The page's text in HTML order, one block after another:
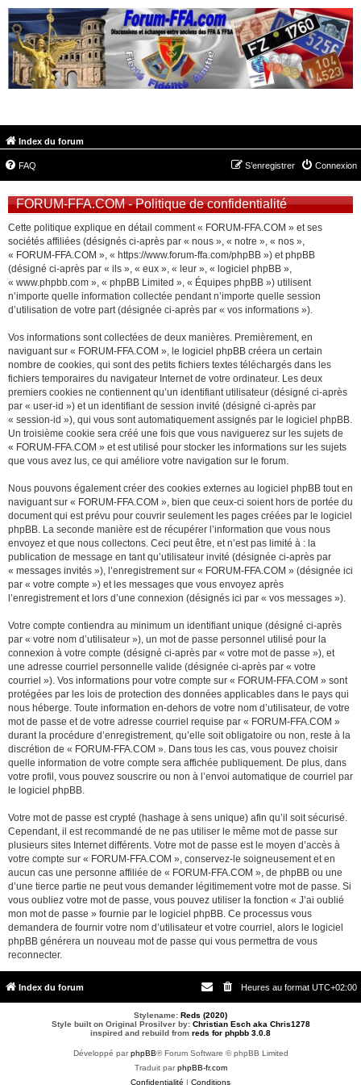
Index du forum
FAQ Connexion
S’enregistrer
FORUM-FFA.COM - Politique de confidentialité
Cette politique explique en détail comment « FORUM-FFA.COM » et ses
sociétés affiliées (désignés ci-après par « nous », « notre », « nos »,
« FORUM-FFA.COM », « https://www.forum-ffa.com/phpBB ») et phpBB
(désigné ci-après par « ils », « eux », « leur », « logiciel phpBB »,
« www.phpbb.com », « phpBB Limited », « Équipes phpBB ») utilisent
n’importe quelle information collectée pendant n’importe quelle session
d’utilisation de votre part (désignée ci-après par « vos informations »).
Vos informations sont collectées de deux manières. Premièrement, en
naviguant sur « FORUM-FFA.COM », le logiciel phpBB créera un certain
nombre de cookies, qui sont des petits fichiers textes téléchargés dans les
fichiers temporaires du navigateur Internet de votre ordinateur. Les deux
premiers cookies ne contiennent qu’un identifiant utilisateur (désigné ci-après
par « user-id ») et un identifiant de session invité (désigné ci-après par
« session-id »), qui vous sont automatiquement assignés par le logiciel phpBB.
Un troisième cookie sera créé une fois que vous naviguerez sur les sujets de
« FORUM-FFA.COM » et est utilisé pour stocker les informations sur les sujets
que vous avez lus, ce qui améliore votre navigation sur le forum.
Nous pouvons également créer des cookies externes au logiciel phpBB tout en
naviguant sur « FORUM-FFA.COM », bien que ceux-ci soient hors de portée du
document qui est prévu pour couvrir seulement les pages créées par le logiciel
phpBB. La seconde manière est de récupérer l’information que vous nous
envoyez et que nous collectons. Ceci peut être, et n’est pas limité à : la
publication de message en tant qu’utilisateur invité (désignée ci-après par
« messages invités »), l’enregistrement sur « FORUM-FFA.COM » (désignée ici
par « votre compte ») et les messages que vous envoyez après
l’enregistrement et lors d’une connexion (désignés ici par « vos messages »).
Votre compte contiendra au minimum un identifiant unique (désigné ci-après
par « votre nom d’utilisateur »), un mot de passe personnel utilisé pour la
connexion à votre compte (désigné ci-après par « votre mot de passe »), et
une adresse courriel personnelle valide (désignée ci-après par « votre
courriel »). Vos informations pour votre compte sur « FORUM-FFA.COM » sont
protégées par les lois de protection des données applicables dans le pays qui
nous héberge. Toute information en-dehors de votre nom d’utilisateur, de votre
mot de passe et de votre adresse courriel requise par « FORUM-FFA.COM »
durant la procédure d’enregistrement, qu’elle soit obligatoire ou non, reste à la
discrétion de « FORUM-FFA.COM ». Dans tous les cas, vous pouvez choisir
quelle information de votre compte sera affichée publiquement. De plus, dans
votre profil, vous pouvez souscrire ou non à l’envoi automatique de courriel par
le logiciel phpBB.
Votre mot de passe est crypté (hashage à sens unique) afin qu’il soit sécurisé.
Cependant, il est recommandé de ne pas utiliser le même mot de passe sur
plusieurs sites Internet différents. Votre mot de passe est le moyen d’accès à
votre compte sur « FORUM-FFA.COM », conservez-le soigneusement et en
aucun cas une personne affiliée de « FORUM-FFA.COM », de phpBB ou une
d’une tierce partie ne peut vous demander légitimement votre mot de passe. Si
vous oubliez votre mot de passe, vous pouvez utiliser la fonction « J’ai oublié
mon mot de passe » fournie par le logiciel phpBB. Ce processus vous
demandera de fournir votre nom d’utilisateur et votre courriel, alors le logiciel
phpBB générera un nouveau mot de passe qui vous permettra de vous
reconnecter.
Index du forum Heures au format UTC+02:00
Stylename: Reds (2020)
Style built on Original Prosilver by: Christian Esch aka Chris1278
inspired and rebuild from reds for phpbb 3.0.8
Développé parphpBB® Forum Software © phpBB Limited
Traduit parphpBB-fr.com
Confidentialité | Conditions